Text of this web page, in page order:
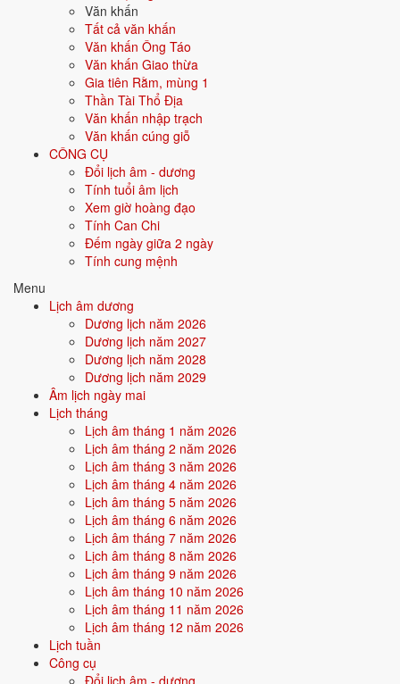
Văn khấn
Tất cả văn khấn
Văn khấn Ông Táo
Văn khấn Giao thừa
Gia tiên Rằm, mùng 1
Thần Tài Thổ Địa
Văn khấn nhập trạch
Văn khấn cúng giỗ
CÔNG CỤ
Đổi lịch âm - dương
Tính tuổi âm lịch
Xem giờ hoàng đạo
Tính Can Chi
Đếm ngày giữa 2 ngày
Tính cung mệnh
Menu
Lịch âm dương
Dương lịch năm 2026
Dương lịch năm 2027
Dương lịch năm 2028
Dương lịch năm 2029
Âm lịch ngày mai
Lịch tháng
Lịch âm tháng 1 năm 2026
Lịch âm tháng 2 năm 2026
Lịch âm tháng 3 năm 2026
Lịch âm tháng 4 năm 2026
Lịch âm tháng 5 năm 2026
Lịch âm tháng 6 năm 2026
Lịch âm tháng 7 năm 2026
Lịch âm tháng 8 năm 2026
Lịch âm tháng 9 năm 2026
Lịch âm tháng 10 năm 2026
Lịch âm tháng 11 năm 2026
Lịch âm tháng 12 năm 2026
Lịch tuần
Công cụ
Đổi lịch âm - dương
hoặc chay cúng gia tiên.
Lễ chay cúng Phật: hoa quả, xôi chè, bánh trôi nước, hương
Lễ cúng gia tiên: có thể mặn hoặc chay tùy gia đình, thêm trầu
cau, rượu trà.
Hương hoa tươi, nến hoặc đèn dầu thắp trong lúc khấn.
Bài văn khấn Rằm tháng Giêng
đọc thế nào?
Đọc khấn Phật, thần linh và gia tiên trong cùng 1 bài. Có thể tách 2
lượt nếu cúng riêng 2 mâm.
Bản đầy đủ (cổ truyền)
Con kính lạy chín phương Trời, mười phương Chư Phật.
Con kính lạy Hoàng Thiên Hậu Thổ, chư vị Tôn thần.
Con kính lạy tổ tiên nội ngoại họ ...
Tín chủ con là: ... Ngụ tại: ...
Hôm nay là ngày Rằm tháng Giêng, tiết Thượng Nguyên. Tín chủ con
thành tâm sửa biện hương hoa lễ vật, kính dâng trước án, cúi xin chư
vị Tôn thần và gia tiên giáng lâm chứng giám.
Nguyện cầu cho gia đạo bình an, sức khỏe dồi dào, tài lộc tăng tiến,
một năm mưa thuận gió hòa, sở cầu như ý.
Chúng con lễ bạc tâm thành, cúi xin chứng giám.
Nam mô A Di Đà Phật! (3 lần)
Bản ngắn gọn
Nam mô A Di Đà Phật! (3 lần)
Con lạy chư Phật, chư vị Tôn thần và gia tiên nhà con.
Hôm nay Rằm tháng Giêng, con thành tâm dâng hương lễ vật.
Cúi xin chứng giám, phù hộ gia đình con bình an, mọi việc trong năm